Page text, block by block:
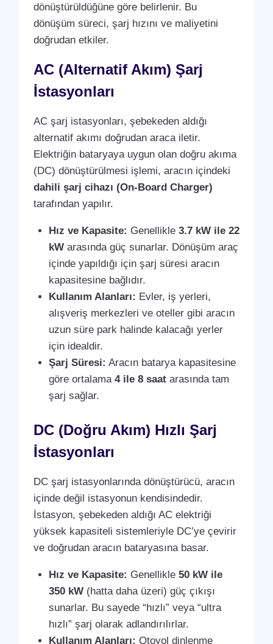
dönüştürüldüğüne göre belirlenir. Bu
dönüşüm süreci, şarj hızını ve maliyetini
doğrudan etkiler.
AC (Alternatif Akım) Şarj
İstasyonları
AC şarj istasyonları, şebekeden aldığı
alternatif akımı doğrudan araca iletir.
Elektriğin bataryaya uygun olan doğru akıma
(DC) dönüştürülmesi işlemi, aracın içindeki
dahili şarj cihazı (On-Board Charger)
tarafından yapılır.
Hız ve Kapasite: Genellikle3.7 kW ile 22
kW arasında güç sunarlar. Dönüşüm araç
içinde yapıldığı için şarj süresi aracın
kapasitesine bağlıdır.
Kullanım Alanları: Evler, iş yerleri,
alışveriş merkezleri ve oteller gibi aracın
uzun süre park halinde kalacağı yerler
için idealdir.
Şarj Süresi: Aracın batarya kapasitesine
göre ortalama4 ile 8 saat arasında tam
şarj sağlar.
DC (Doğru Akım) Hızlı Şarj
İstasyonları
DC şarj istasyonlarında dönüştürücü, aracın
içinde değil istasyonun kendisindedir.
İstasyon, şebekeden aldığı AC elektriği
yüksek kapasiteli sistemleriyle DC’ye çevirir
ve doğrudan aracın bataryasına basar.
Hız ve Kapasite: Genellikle50 kW ile
350 kW (hatta daha üzeri) güç çıkışı
sunarlar. Bu sayede “hızlı” veya “ultra
hızlı” şarj olarak adlandırılırlar.
Kullanım Alanları: Otoyol dinlenme